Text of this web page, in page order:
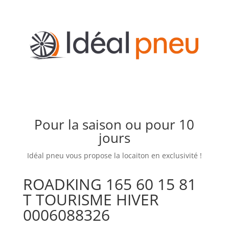
Pour la saison ou pour 10
jours
Idéal pneu vous propose la locaiton en exclusivité !
ROADKING 165 60 15 81
T TOURISME HIVER
0006088326